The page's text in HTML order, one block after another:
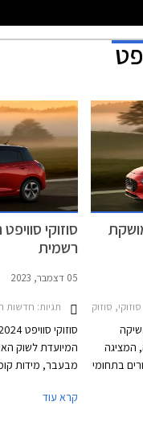
מושקת
2024-2026מחירון רכב
2024 החדשה, המציגה
בתחומי
- מידות
רשמית
05 דצמבר, 2023
תגיות: חדשות רכב,
המיועדת לשוק
מבעבר, מידות
נוספות, ויחידת
קרא עוד